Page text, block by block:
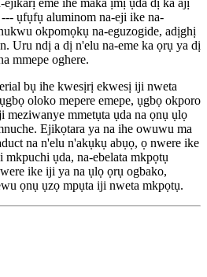
ụfụfụ aluminom na-eji ike na-
okpomọkụ na-eguzogide, adịghị
Uru ndị a dị n'elu na-eme ka ọrụ ya dị
mmepe oghere.
bụ ihe kwesịrị ekwesị iji nweta
oloko mepere emepe, ụgbọ okporo
meziwanye mmetụta ụda na ọnụ ụlọ
Ejikọtara ya na ihe owuwu ma
na n'elu n'akụkụ abụọ, ọ nwere ike
ụda, na-ebelata mkpọtụ
ike iji ya na ụlọ ọrụ ogbako,
ọnụ ụzọ mpụta iji nweta mkpọtụ.